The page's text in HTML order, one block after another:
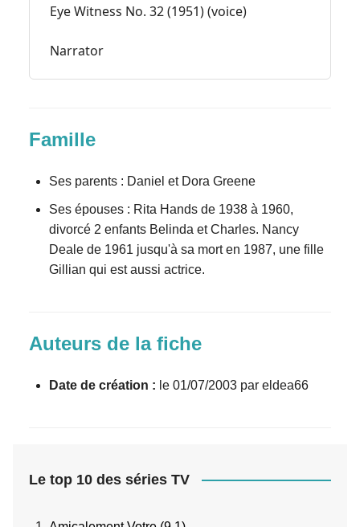
Eye Witness No. 32 (1951) (voice)
Narrator
Famille
Ses parents : Daniel et Dora Greene
Ses épouses : Rita Hands de 1938 à 1960,
divorcé 2 enfants Belinda et Charles. Nancy
Deale de 1961 jusqu'à sa mort en 1987, une fille
Gillian qui est aussi actrice.
Auteurs de la fiche
Date de création : le 01/07/2003 par eldea66
Le top 10 des séries TV